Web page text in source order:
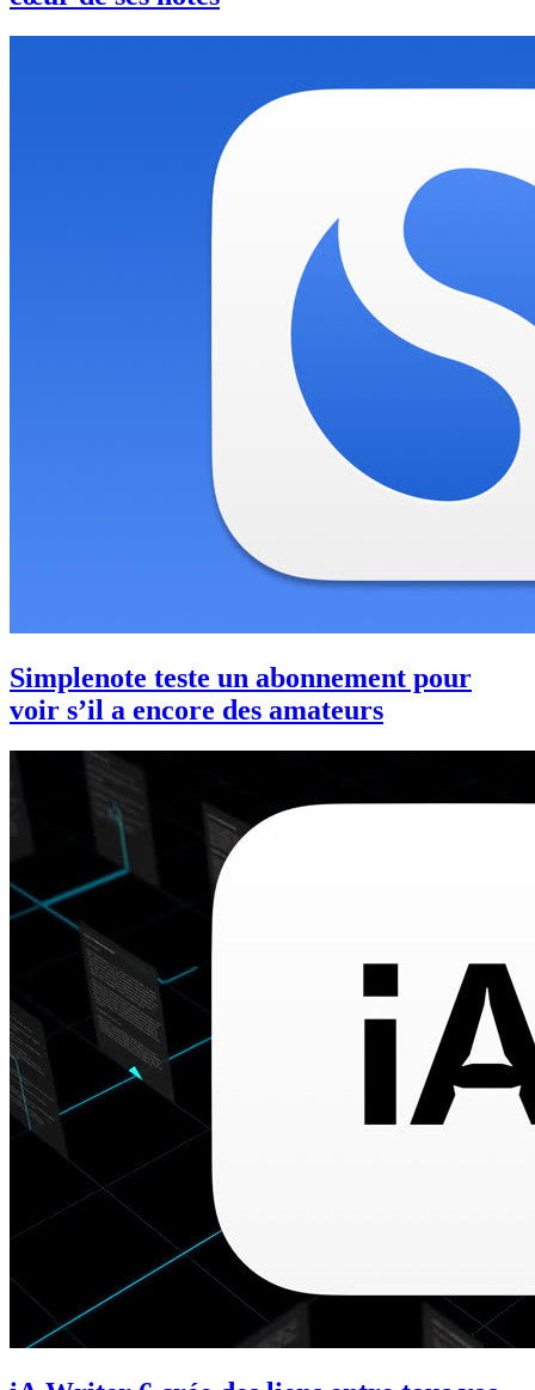
Simplenote teste un abonnement pour
voir s’il a encore des amateurs